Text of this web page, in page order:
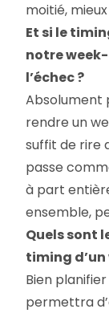
moitié,
Et si le
notre
l’échec ?
Absolument
rendre un
suffit de rire
passe
à part
ensemble,
Quels sont
timing
Bien
permettra